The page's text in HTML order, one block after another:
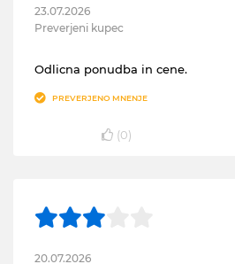
23.07.2026
Preverjeni kupec
Odlicna ponudba in cene.
PREVERJENO MNENJE
(0)
20.07.2026